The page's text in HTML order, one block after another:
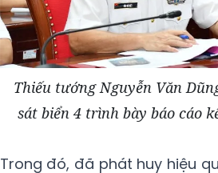
Thiếu tướng Nguyễn Văn
sát biển 4 trình bày báo cáo
Trong đó, đã phát huy hiệu